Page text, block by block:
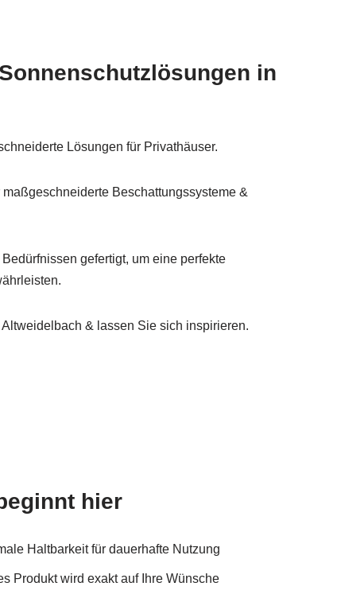
in
Lösungen für Privathäuser.
Beschattungssysteme &
gefertigt, um eine perfekte
& lassen Sie sich inspirieren.
hier
Haltbarkeit für dauerhafte Nutzung
Produkt wird exakt auf Ihre Wünsche